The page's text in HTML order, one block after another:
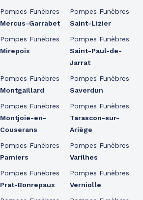
Pompes Funèbres
Mercus-Garrabet
Pompes Funèbres
Mirepoix
Pompes Funèbres
Montgaillard
Pompes Funèbres
Montjoie-en-
Couserans
Pompes Funèbres
Pamiers
Pompes Funèbres
Prat-Bonrepaux
Pompes Funèbres
Saint-Lizier
Pompes Funèbres
Saint-Paul-de-
Jarrat
Pompes Funèbres
Saverdun
Pompes Funèbres
Tarascon-sur-
Ariège
Pompes Funèbres
Varilhes
Pompes Funèbres
Verniolle